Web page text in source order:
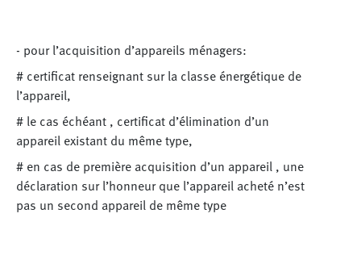
- pour l’acquisition d’appareils ménagers:
# certificat renseignant sur la classe énergétique de
l’appareil,
# le cas échéant , certificat d’élimination d’un
appareil existant du même type,
# en cas de première acquisition d’un appareil , une
déclaration sur l’honneur que l’appareil acheté n’est
pas un second appareil de même type